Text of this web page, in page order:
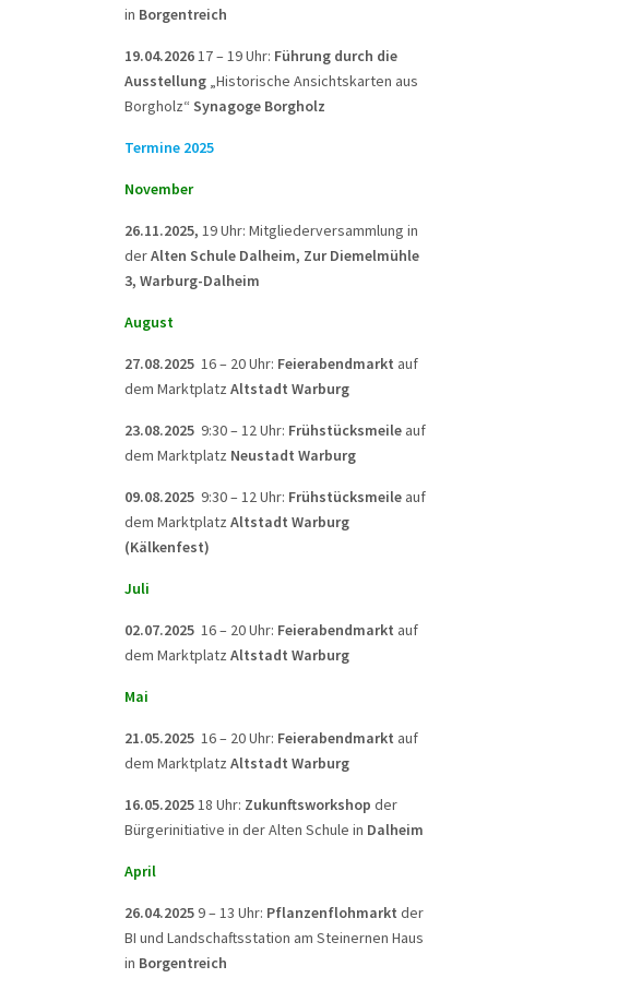
in Borgentreich
19.04.202617 – 19 Uhr: Führung durch die
Ausstellung „Historische Ansichtskarten aus
Borgholz“ Synagoge Borgholz
Termine 2025
November
26.11.2025, 19 Uhr: Mitgliederversammlung in
derAlten Schule Dalheim, Zur Diemelmühle
3, Warburg-Dalheim
August
27.08.2025 16 – 20 Uhr: Feierabendmarkt auf
dem Marktplatz Altstadt Warburg
23.08.2025 9:30 – 12 Uhr: Frühstücksmeile auf
dem Marktplatz Neustadt Warburg
09.08.2025 9:30 – 12 Uhr: Frühstücksmeile auf
dem Marktplatz Altstadt Warburg
(Kälkenfest)
Juli
02.07.2025 16 – 20 Uhr: Feierabendmarkt auf
dem Marktplatz Altstadt Warburg
Mai
21.05.2025 16 – 20 Uhr: Feierabendmarkt auf
dem Marktplatz Altstadt Warburg
16.05.202518 Uhr: Zukunftsworkshop der
Bürgerinitiative in der Alten Schule in Dalheim
April
26.04.20259 – 13 Uhr: Pflanzenflohmarkt der
BI und Landschaftsstation am Steinernen Haus
in Borgentreich